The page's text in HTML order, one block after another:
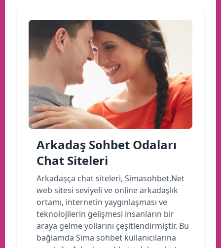
Arkadaş Sohbet Odaları
Chat Siteleri
Arkadaşça chat siteleri, Simasohbet.Net
web sitesi seviyeli ve online arkadaşlık
ortamı, internetin yaygınlaşması ve
teknolojilerin gelişmesi insanların bir
araya gelme yollarını çeşitlendirmiştir. Bu
bağlamda Sima sohbet kullanıcılarına